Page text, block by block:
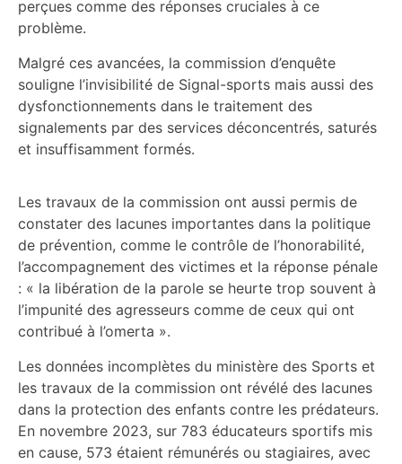
perçues comme des réponses cruciales à ce
problème.
Malgré ces avancées, la commission d’enquête
souligne l’invisibilité de Signal-sports mais aussi des
dysfonctionnements dans le traitement des
signalements par des services déconcentrés, saturés
et insuffisamment formés.
Les travaux de la commission ont aussi permis de
constater des lacunes importantes dans la politique
de prévention, comme le contrôle de l’honorabilité,
l’accompagnement des victimes et la réponse pénale
: « la libération de la parole se heurte trop souvent à
l’impunité des agresseurs comme de ceux qui ont
contribué à l’omerta ».
Les données incomplètes du ministère des Sports et
les travaux de la commission ont révélé des lacunes
dans la protection des enfants contre les prédateurs.
En novembre 2023, sur 783 éducateurs sportifs mis
en cause, 573 étaient rémunérés ou stagiaires, avec